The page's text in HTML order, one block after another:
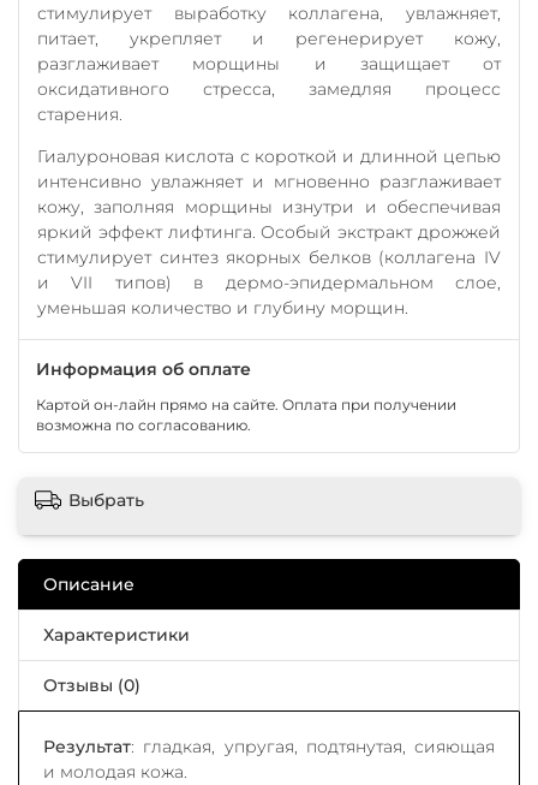
стимулирует выработку коллагена, увлажняет,
питает, укрепляет и регенерирует кожу,
разглаживает морщины и защищает от
оксидативного стресса, замедляя процесс
старения.
Гиалуроновая кислота с короткой и длинной цепью
интенсивно увлажняет и мгновенно разглаживает
кожу, заполняя морщины изнутри и обеспечивая
яркий эффект лифтинга. Особый экстракт дрожжей
стимулирует синтез якорных белков (коллагена IV
и VII типов) в дермо-эпидермальном слое,
уменьшая количество и глубину морщин.
Информация об оплате
Картой он-лайн прямо на сайте. Оплата при получении
возможна по согласованию.
Выбрать
Описание
Характеристики
Отзывы (0)
Результат: гладкая, упругая, подтянутая, сияющая
и молодая кожа.